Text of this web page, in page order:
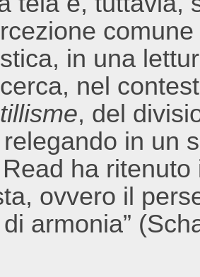
in una
nel
, del
in un
ha
ovvero il
di armonia”